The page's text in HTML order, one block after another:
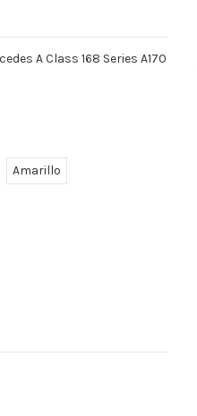
A Class 168 Series A170
Amarillo